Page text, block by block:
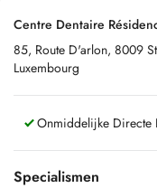
Centre Dentaire
85, Route D'arlon, 8009
Luxembourg
Onmiddelijke Directe
Specialismen